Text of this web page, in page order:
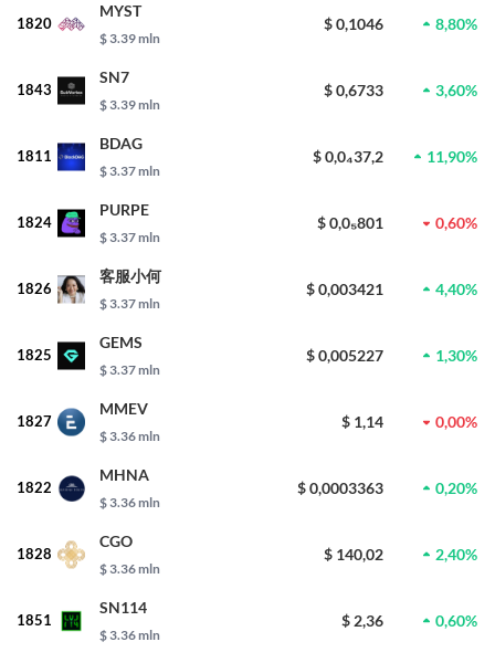
1820
MYST
$ 3.39 mln
$ 0,1046 8,80%
1843
SN7
$ 3.39 mln
$ 0,6733 3,60%
1811
BDAG
$ 3.37 mln
$ 0,0₄37,2 11,90%
1824
PURPE
$ 3.37 mln
$ 0,0₅801 0,60%
1826
客服小何
$ 3.37 mln
$ 0,003421 4,40%
1825
GEMS
$ 3.37 mln
$ 0,005227 1,30%
1827
MMEV
$ 3.36 mln
$ 1,14 0,00%
1822
MHNA
$ 3.36 mln
$ 0,0003363 0,20%
1828
CGO
$ 3.36 mln
$ 140,02 2,40%
1851
SN114
$ 3.36 mln
$ 2,36 0,60%